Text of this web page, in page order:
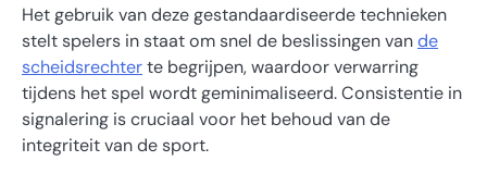
Het gebruik van deze gestandaardiseerde technieken
stelt spelers in staat om snel de beslissingen vande
scheidsrechterte begrijpen, waardoor verwarring
tijdens het spel wordt geminimaliseerd. Consistentie in
signalering is cruciaal voor het behoud van de
integriteit van de sport.